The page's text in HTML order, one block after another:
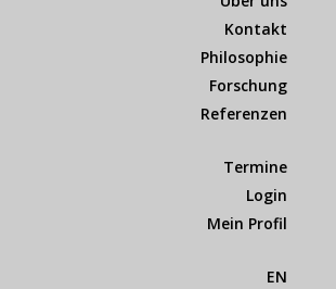
Kontakt
Philosophie
Forschung
Referenzen
Termine
Login
Mein Profil
EN